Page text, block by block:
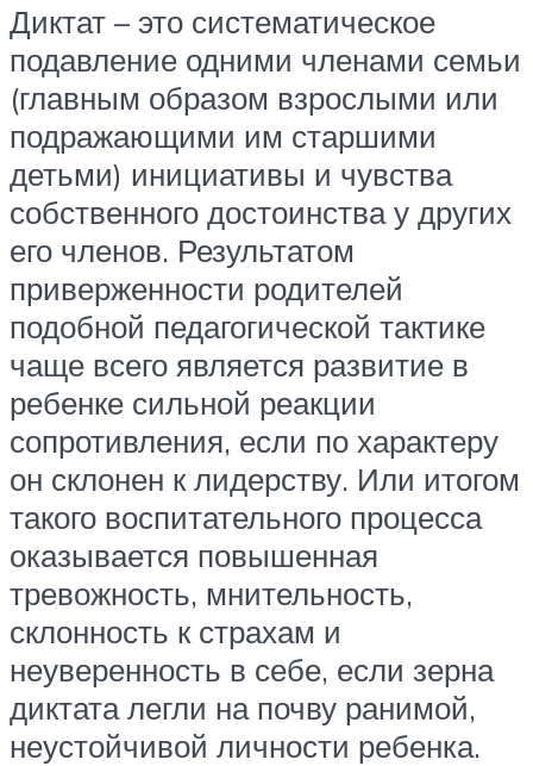
Диктат – это систематическое
подавление одними членами семьи
(главным образом взрослыми или
подражающими им старшими
детьми) инициативы и чувства
собственного достоинства у других
его членов. Результатом
приверженности родителей
подобной педагогической тактике
чаще всего является развитие в
ребенке сильной реакции
сопротивления, если по характеру
он склонен к лидерству. Или итогом
такого воспитательного процесса
оказывается повышенная
тревожность, мнительность,
склонность к страхам и
неуверенность в себе, если зерна
диктата легли на почву ранимой,
неустойчивой личности ребенка.